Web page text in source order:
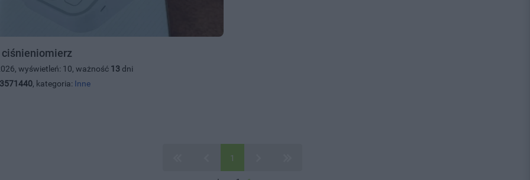
ciśnieniomierz
wyświetleń: 10, ważność 13dni
, kategoria: Inne
1